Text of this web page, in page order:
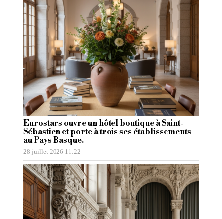
Eurostars ouvre un hôtel boutique à Saint-
Sébastien et porte à trois ses établissements
au Pays Basque.
28 juillet 2026 11:22